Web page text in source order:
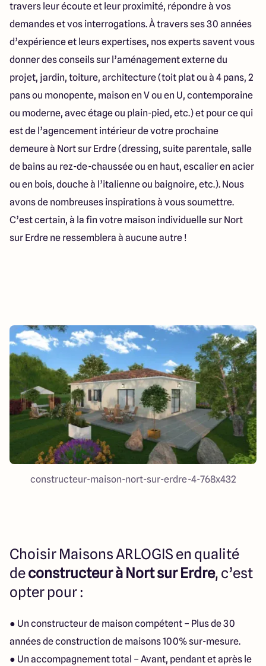
travers leur écoute et leur proximité, répondre à vos
demandes et vos interrogations. À travers ses 30 années
d’expérience et leurs expertises, nos experts savent vous
donner des conseils sur l’aménagement externe du
projet, jardin, toiture, architecture (toit plat ou à 4 pans, 2
pans ou monopente, maison en V ou en U, contemporaine
ou moderne, avec étage ou plain-pied, etc.) et pour ce qui
est de l’agencement intérieur de votre prochaine
demeure à Nort sur Erdre (dressing, suite parentale, salle
de bains au rez-de-chaussée ou en haut, escalier en acier
ou en bois, douche à l’italienne ou baignoire, etc.). Nous
avons de nombreuses inspirations à vous soumettre.
C’est certain, à la fin votre maison individuelle sur Nort
sur Erdre ne ressemblera à aucune autre !
constructeur-maison-nort-sur-erdre-4-768x432
Choisir Maisons ARLOGIS en qualité
deconstructeur à Nort sur Erdre, c’est
opter pour :
● Un constructeur de maison compétent – Plus de 30
années de construction de maisons 100% sur-mesure.
● Un accompagnement total – Avant, pendant et après le